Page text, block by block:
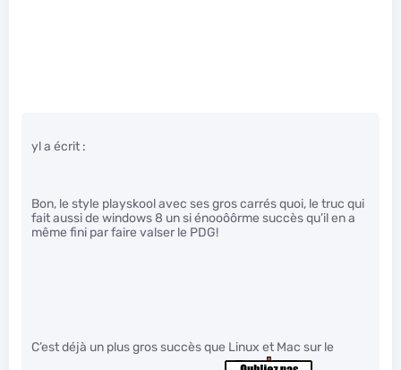
yl a écrit :
Bon, le style playskool avec ses gros carrés quoi, le truc qui
fait aussi de windows 8 un si énooôôrme succès qu’il en a
même fini par faire valser le PDG!
C’est déjà un plus gros succès que Linux et Mac sur le